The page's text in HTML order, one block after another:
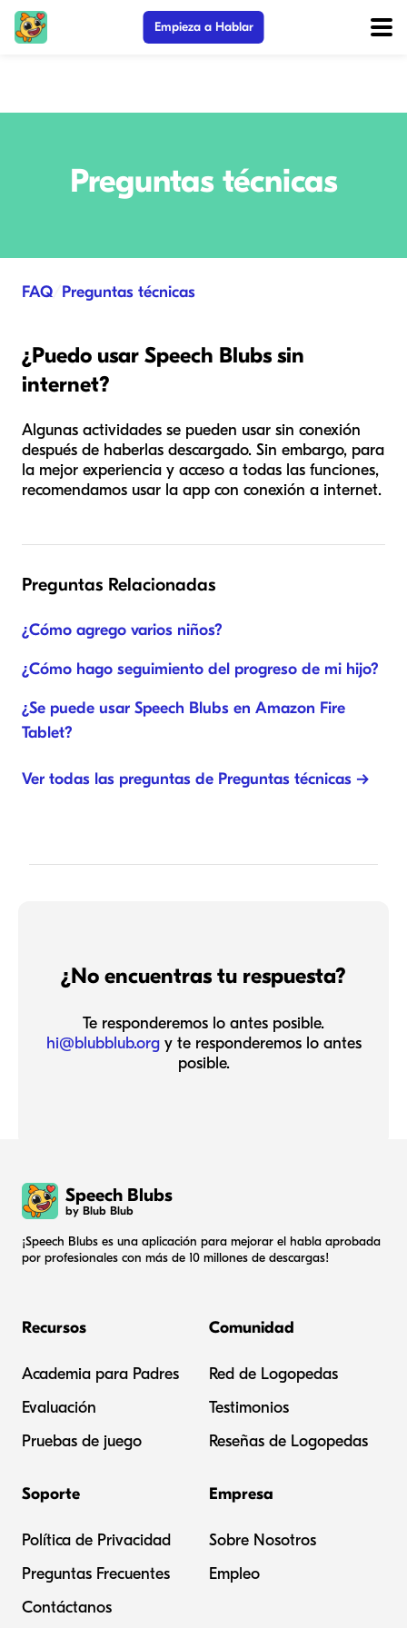
Empieza a Hablar
Preguntas técnicas
FAQ/ Preguntas técnicas
¿Puedo usar Speech Blubs sin
internet?
Algunas actividades se pueden usar sin conexión
después de haberlas descargado. Sin embargo, para
la mejor experiencia y acceso a todas las funciones,
recomendamos usar la app con conexión a internet.
Preguntas Relacionadas
¿Cómo agrego varios niños?
¿Cómo hago seguimiento del progreso de mi hijo?
¿Se puede usar Speech Blubs en Amazon Fire
Tablet?
Ver todas las preguntas de Preguntas técnicas →
¿No encuentras tu respuesta?
Te responderemos lo antes posible.
hi@blubblub.org y te responderemos lo antes
posible.
Speech Blubs
by Blub Blub
¡Speech Blubs es una aplicación para mejorar el habla aprobada
por profesionales con más de 10 millones de descargas!
Recursos
Academia para Padres
Evaluación
Pruebas de juego
Comunidad
Red de Logopedas
Testimonios
Reseñas de Logopedas
Soporte
Política de Privacidad
Preguntas Frecuentes
Contáctanos
Empresa
Sobre Nosotros
Empleo